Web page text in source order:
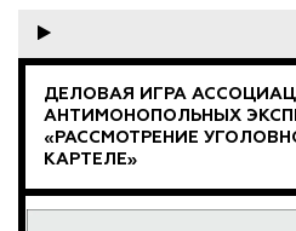
ДЕЛОВАЯ ИГРА
АНТИМОНОПОЛЬНЫХ
«РАССМОТРЕНИЕ
КАРТЕЛЕ»